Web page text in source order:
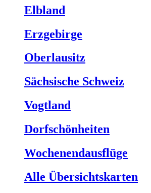
Elbland
Erzgebirge
Oberlausitz
Sächsische Schweiz
Vogtland
Dorfschönheiten
Wochenendausflüge
Alle Übersichtskarten